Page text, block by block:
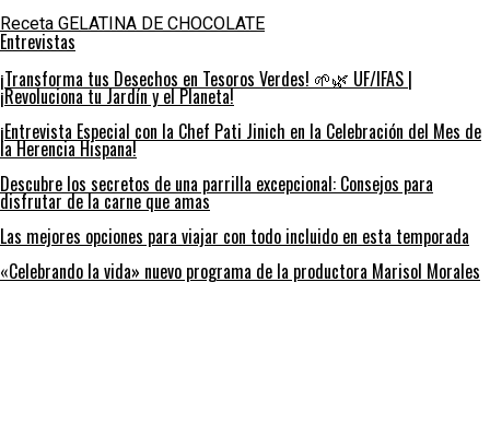
Receta GELATINA DE CHOCOLATE
Entrevistas
¡Transforma tus Desechos en Tesoros Verdes! 🌱🌿 UF/IFAS |
¡Revoluciona tu Jardín y el Planeta!
¡Entrevista Especial con la Chef Pati Jinich en la Celebración del Mes de
la Herencia Hispana!
Descubre los secretos de una parrilla excepcional: Consejos para
disfrutar de la carne que amas
Las mejores opciones para viajar con todo incluido en esta temporada
«Celebrando la vida» nuevo programa de la productora Marisol Morales